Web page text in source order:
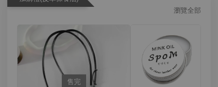
瀏覽全部
售完